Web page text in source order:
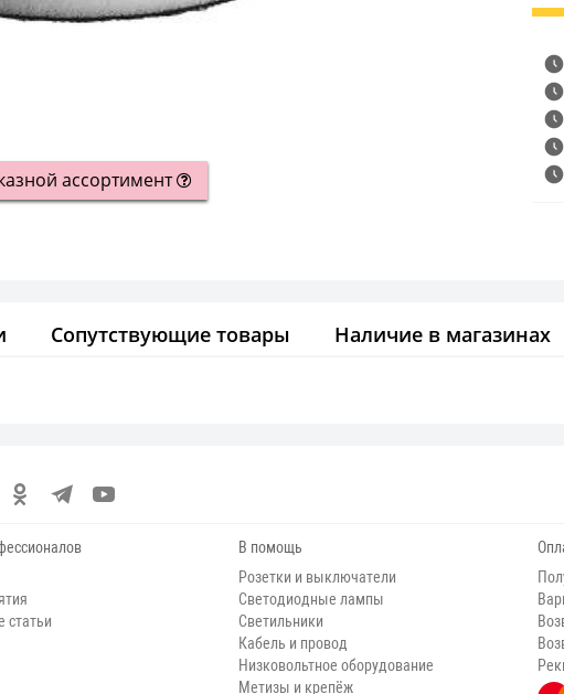
ассортимент
Сопутствующие товары Наличие в магазинах
статьи
В помощь
Розетки и выключатели
Светодиодные лампы
Светильники
Кабель и провод
Низковольтное оборудование
Метизы и крепёж